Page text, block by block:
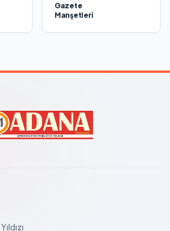
Gazete
Manşetleri